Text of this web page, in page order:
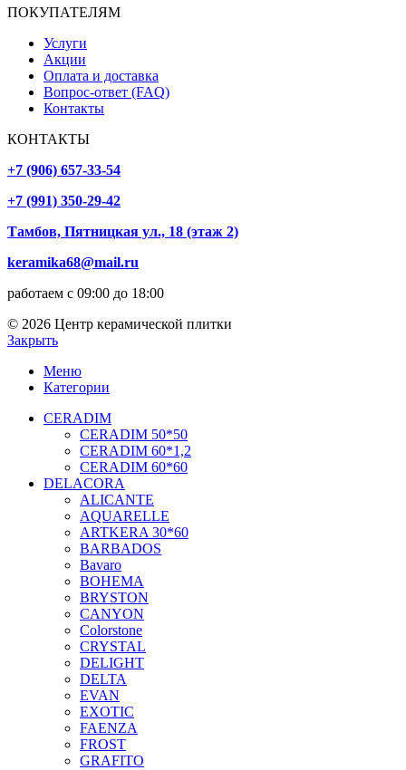
ПОКУПАТЕЛЯМ
Услуги
Акции
Оплата и доставка
Вопрос-ответ (FAQ)
Контакты
КОНТАКТЫ
+7 (906) 657-33-54
+7 (991) 350-29-42
Тамбов, Пятницкая ул., 18 (этаж 2)
keramika68@mail.ru
работаем с 09:00 до 18:00
© 2026 Центр керамической плитки
Закрыть
Меню
Категории
CERADIM
CERADIM 50*50
CERADIM 60*1,2
CERADIM 60*60
DELACORA
ALICANTE
AQUARELLE
ARTKERA 30*60
BARBADOS
Bavaro
BOHEMA
BRYSTON
CANYON
Colorstone
CRYSTAL
DELIGHT
DELTA
EVAN
EXOTIC
FAENZA
FROST
GRAFITO